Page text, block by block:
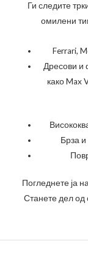
Ги следите
омилени
Ferrari,
Дресови и
како Max
Брза и
Погледнете ја
Станете дел од